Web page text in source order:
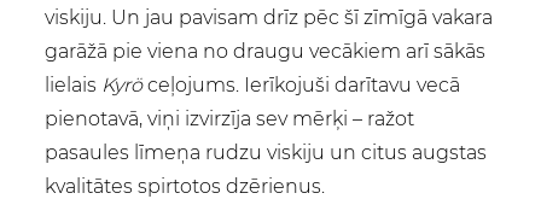
viskiju. Un jau pavisam drīz pēc šī zīmīgā vakara
garāžā pie viena no draugu vecākiem arī sākās
lielais Kyröceļojums. Ierīkojuši darītavu vecā
pienotavā, viņi izvirzīja sev mērķi – ražot
pasaules līmeņa rudzu viskiju un citus augstas
kvalitātes spirtotos dzērienus.